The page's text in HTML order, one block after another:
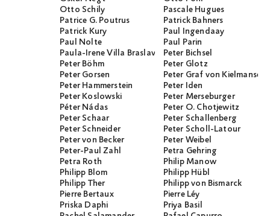
Otto Schily
Pascale Hugues
Patrice G. Poutrus
Patrick Bahners
Patrick Kury
Paul Ingendaay
Paul Nolte
Paul Parin
Paula-Irene Villa BraslavskyPeter Bichsel
Peter Böhm
Peter Glotz
Peter Gorsen
Peter Graf von
Peter Hammerstein
Peter Iden
Peter Koslowski
Peter Merseburger
Péter Nádas
Peter O. Chotjewitz
Peter Schaar
Peter Schallenberg
Peter Schneider
Peter Scholl-Latour
Peter von Becker
Peter Weibel
Peter-Paul Zahl
Petra Gehring
Petra Roth
Philip Manow
Philipp Blom
Philipp Hübl
Philipp Ther
Philipp von Bismarck
Pierre Bertaux
Pierre Léy
Priska Daphi
Priya Basil